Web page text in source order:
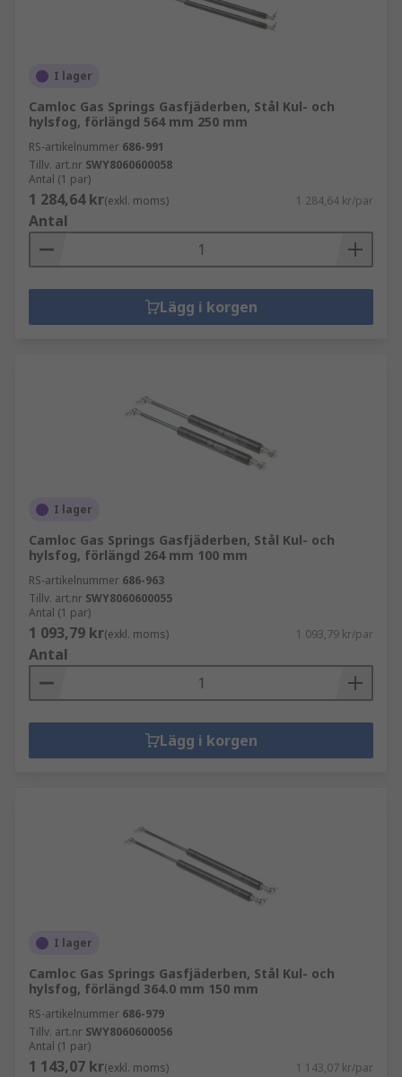
I lager
Camloc Gas Springs Gasfjäderben, Stål Kul- och
hylsfog, förlängd 564 mm 250 mm
RS-artikelnummer 686-991
Tillv. art.nr SWY8060600058
Antal (1 par)
1 284,64 kr(exkl. moms) 1 284,64 kr/par
Antal
Lägg i korgen
I lager
Camloc Gas Springs Gasfjäderben, Stål Kul- och
hylsfog, förlängd 264 mm 100 mm
RS-artikelnummer 686-963
Tillv. art.nr SWY8060600055
Antal (1 par)
1 093,79 kr(exkl. moms) 1 093,79 kr/par
Antal
Lägg i korgen
I lager
Camloc Gas Springs Gasfjäderben, Stål Kul- och
hylsfog, förlängd 364.0 mm 150 mm
RS-artikelnummer 686-979
Tillv. art.nr SWY8060600056
Antal (1 par)
1 143,07 kr(exkl. moms) 1 143,07 kr/par